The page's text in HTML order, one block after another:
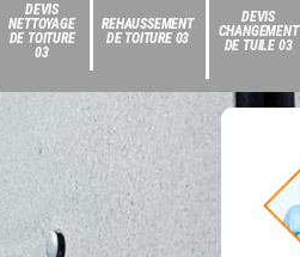
DEVIS
NETTOYAGE
DE TOITURE
03
REHAUSSEMENT
DE TOITURE 03
DEVIS
CHANGEMENT
DE TUILE 03